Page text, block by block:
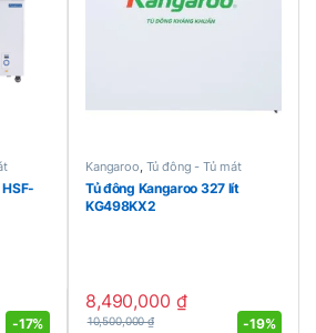
-17%
Kangaroo, Tủ đông - Tủ mát
Tủ đông Kangaroo 327 lít
KG498KX2
8,490,000 ₫
10,500,000₫ -19%